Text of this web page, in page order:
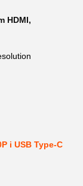
HDMI,
i USB Type-C